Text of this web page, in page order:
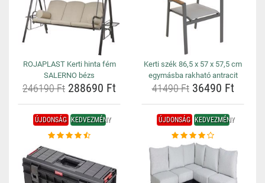
ROJAPLAST Kerti hinta fém
SALERNO bézs
246190 Ft 288690 Ft
Kerti szék 86,5 x 57 x 57,5 cm
egymásba rakható antracit
41490 Ft36490 Ft
ÚJDONSÁG KEDVEZMÉNY ÚJDONSÁG KEDVEZMÉNY